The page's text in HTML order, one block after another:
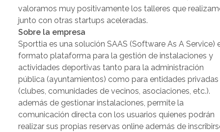
valoramos muy positivamente los talleres que
junto con otras startups aceleradas.
Sobre la empresa
Sporttia es una solución SAAS (Software As A Service)
formato plataforma para la gestión de instalaciones y
actividades deportivas tanto para la administración
pública (ayuntamientos) como para entidades privadas
(clubes, comunidades de vecinos, asociaciones, etc.).
además de gestionar instalaciones, permite la
comunicación directa con los usuarios quienes podrán
realizar sus propias reservas online además de